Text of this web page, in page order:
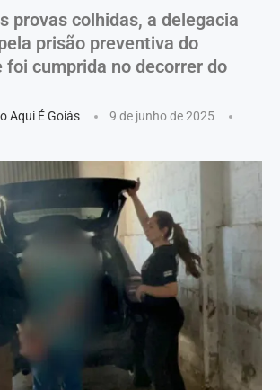
provas colhidas, a delegacia
prisão preventiva do
foi cumprida no decorrer do
Aqui É Goiás
9 de junho de 2025